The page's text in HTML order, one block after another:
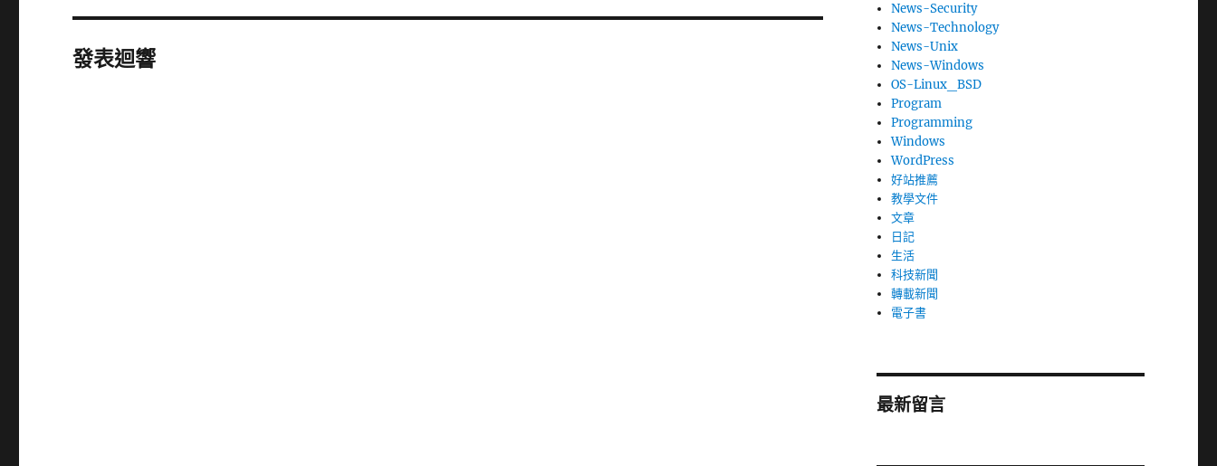
發表迴響
News-Security
News-Technology
News-Unix
News-Windows
OS-Linux_BSD
Program
Programming
Windows
WordPress
好站推薦
教學文件
文章
日記
生活
科技新聞
轉載新聞
電子書
最新留言